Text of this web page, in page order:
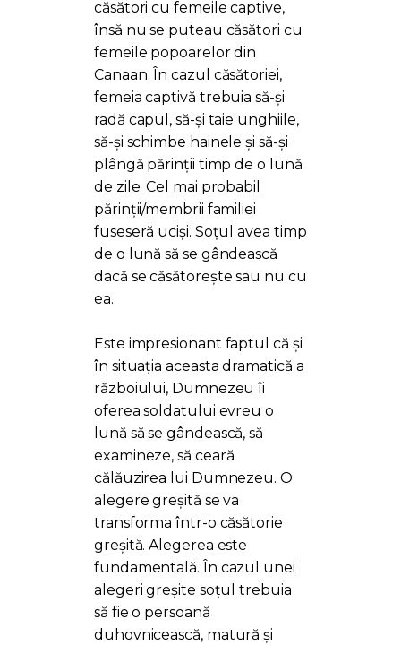
căsători cu femeile captive,
însă nu se puteau căsători cu
femeile popoarelor din
Canaan. În cazul căsătoriei,
femeia captivă trebuia să-și
radă capul, să-și taie unghiile,
să-și schimbe hainele și să-și
plângă părinții timp de o lună
de zile. Cel mai probabil
părinții/membrii familiei
fuseseră uciși. Soțul avea timp
de o lună să se gândească
dacă se căsătorește sau nu cu
ea.
Este impresionant faptul că și
în situația aceasta dramatică a
războiului, Dumnezeu îi
oferea soldatului evreu o
lună să se gândească, să
examineze, să ceară
călăuzirea lui Dumnezeu. O
alegere greșită se va
transforma într-o căsătorie
greșită. Alegerea este
fundamentală. În cazul unei
alegeri greșite soțul trebuia
să fie o persoană
duhovnicească, matură și